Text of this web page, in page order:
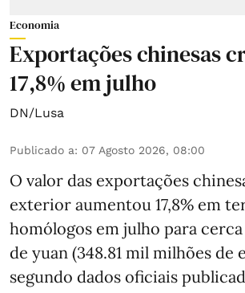
Economia
Exportações chinesas
17,8% em julho
DN/Lusa
Publicado a: 07 Agosto 2026, 08:00
O valor das exportações
exterior aumentou 17,8% em
homólogos em julho para cerca
de yuan (348.81 mil milhões de
segundo dados oficiais